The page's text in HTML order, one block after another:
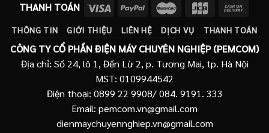
THANH TOÁN
THÔNG TIN GIỚI THIỆU LIÊN HỆ DỊCH VỤ THANH TOÁN
CÔNG TY CỔ PHẦN ĐIỆN MÁY CHUYÊN NGHIỆP (PEMCOM)
Địa chỉ: Số 24, lô 1, Đền Lừ 2, p. Tương Mai, tp. Hà Nội
MST: 0109944542
Điện thoại: 0899 22 9908/ 084. 9191. 333
Email: pemcom.vn@gmail.com
dienmaychuyennghiep.vn@gmail.com